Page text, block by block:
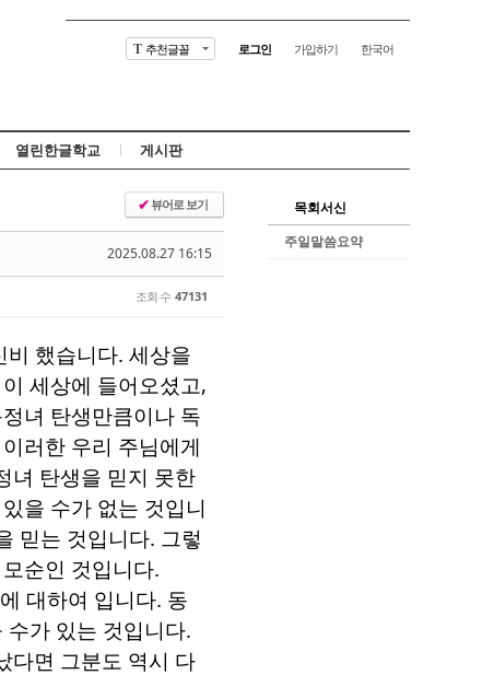
T 추천글꼴 로그인 가입하기 한국어
열린한글학교 게시판
목회서신
주일말씀요약
✔뷰어로 보기
2025.08.27 16:15
조회 수 47131
비 했습니다. 세상을
세상에 들어오셨고,
녀 탄생만큼이나 독
이러한 우리 주님에게
녀 탄생을 믿지 못한
을 수가 없는 것입니
믿는 것입니다. 그렇
순인 것입니다.
대하여 입니다. 동
수가 있는 것입니다.
다면 그분도 역시 다